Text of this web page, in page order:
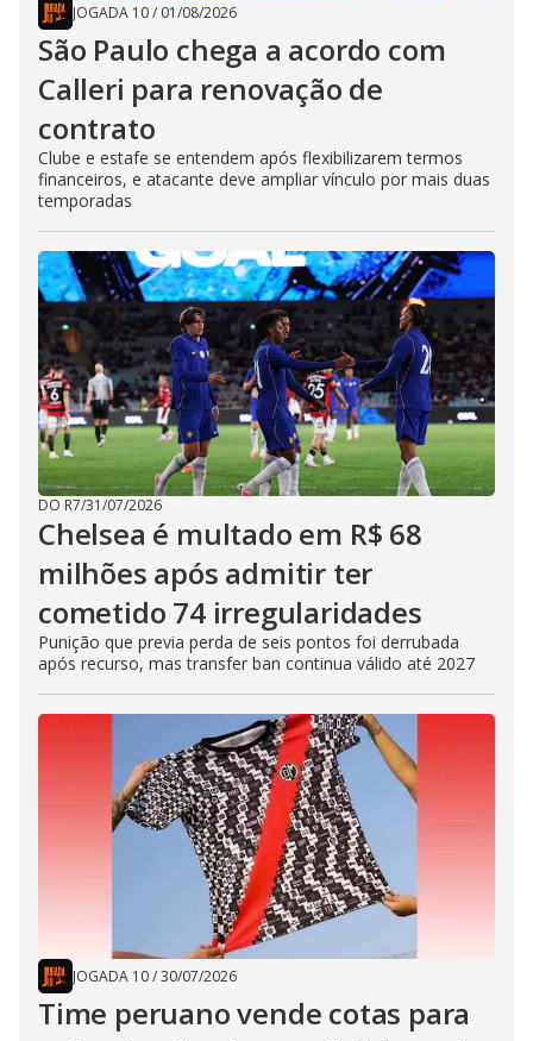
JOGADA 10/ 01/08/2026
São Paulo chega a acordo com
Calleri para renovação de
contrato
Clube e estafe se entendem após flexibilizarem termos
financeiros, e atacante deve ampliar vínculo por mais duas
temporadas
DO R7/31/07/2026
Chelsea é multado em R$ 68
milhões após admitir ter
cometido 74 irregularidades
Punição que previa perda de seis pontos foi derrubada
após recurso, mas transfer ban continua válido até 2027
JOGADA 10/30/07/2026
Time peruano vende cotas para